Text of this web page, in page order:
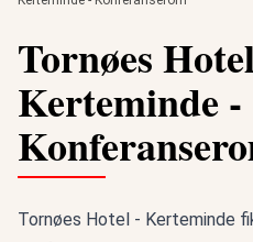
Tornøes
Kerteminde -
Tornøes Hotel - Kerteminde